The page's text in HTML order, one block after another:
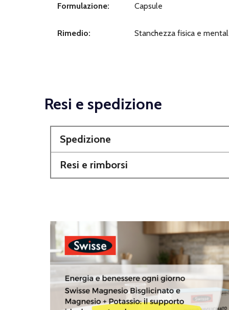
Formulazione: Capsule
Rimedio: Stanchezza fisica e
Resi e spedizione
Spedizione
Resi e rimborsi